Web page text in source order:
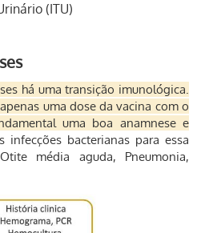
(ITU)
há uma transição imunológica.
uma dose da vacina com o
uma boa anamnese e
infecções bacterianas para essa
média aguda, Pneumonia,